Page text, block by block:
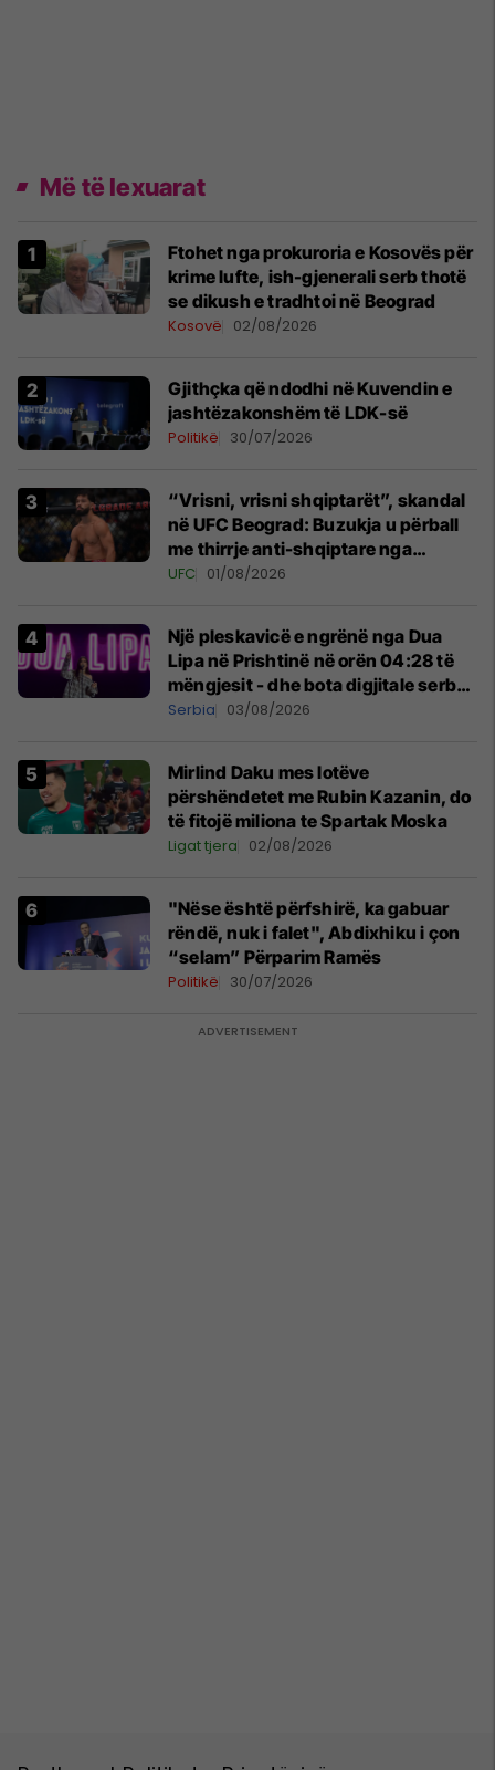
Më të lexuarat
Ftohet nga prokuroria e Kosovës për
krime lufte, ish-gjenerali serb thotë
se dikush e tradhtoi në Beograd
Kosovë 02/08/2026
Gjithçka që ndodhi në Kuvendin e
jashtëzakonshëm të LDK-së
Politikë 30/07/2026
“Vrisni, vrisni shqiptarët”, skandal
në UFC Beograd: Buzukja u përball
me thirrje anti-shqiptare nga
tribunat
UFC 01/08/2026
Një pleskavicë e ngrënë nga Dua
Lipa në Prishtinë në orën 04:28 të
mëngjesit - dhe bota digjitale serbe
shpall gjendjen e luftës
Serbia 03/08/2026
Mirlind Daku mes lotëve
përshëndetet me Rubin Kazanin, do
të fitojë miliona te Spartak Moska
Ligat tjera 02/08/2026
"Nëse është përfshirë, ka gabuar
rëndë, nuk i falet", Abdixhiku i çon
“selam” Përparim Ramës
Politikë 30/07/2026